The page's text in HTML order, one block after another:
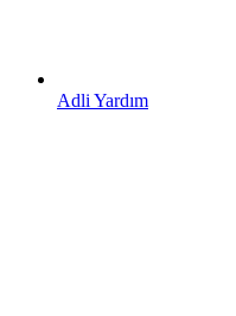
Adli Yardım